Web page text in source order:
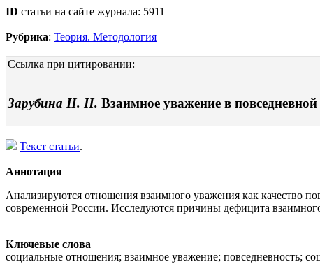
ID статьи на сайте журнала: 5911
Рубрика: Теория. Методология
Ссылка при цитировании:
Зарубина Н. Н. Взаимное уважение в
Текст статьи.
Аннотация
Анализируются отношения взаимного уважения как качество
современной России. Исследуются причины дефицита
Ключевые слова
социальные отношения; взаимное уважение; повседневность;